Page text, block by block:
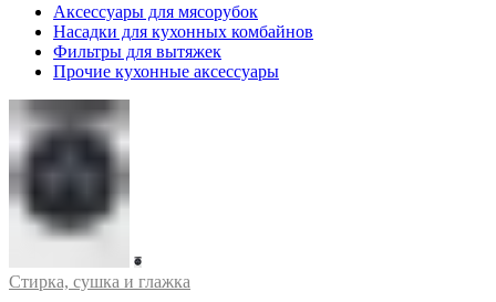
Аксессуары для мясорубок
Насадки для кухонных комбайнов
Фильтры для вытяжек
Прочие кухонные аксессуары
Стирка, сушка и глажка